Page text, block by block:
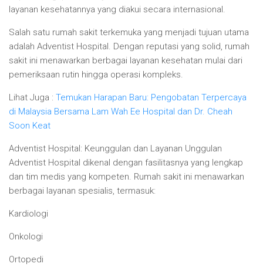
layanan kesehatannya yang diakui secara internasional.
Salah satu rumah sakit terkemuka yang menjadi tujuan utama
adalah Adventist Hospital. Dengan reputasi yang solid, rumah
sakit ini menawarkan berbagai layanan kesehatan mulai dari
pemeriksaan rutin hingga operasi kompleks.
Lihat Juga : Temukan Harapan Baru: Pengobatan Terpercaya
di Malaysia Bersama Lam Wah Ee Hospital dan Dr. Cheah
Soon Keat
Adventist Hospital: Keunggulan dan Layanan Unggulan
Adventist Hospital dikenal dengan fasilitasnya yang lengkap
dan tim medis yang kompeten. Rumah sakit ini menawarkan
berbagai layanan spesialis, termasuk:
Kardiologi
Onkologi
Ortopedi